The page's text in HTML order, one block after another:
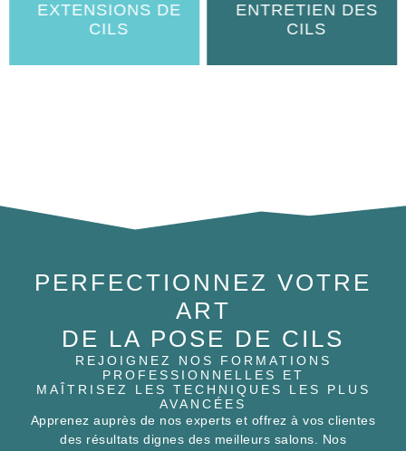
EXTENSIONS DE
CILS
ENTRETIEN DES
CILS
PERFECTIONNEZ VOTRE
ART
DE LA POSE DE CILS
REJOIGNEZ NOS FORMATIONS
PROFESSIONNELLES ET
MAÎTRISEZ LES TECHNIQUES LES PLUS
AVANCÉES
Apprenez auprès de nos experts et offrez à vos clientes
des résultats dignes des meilleurs salons. Nos